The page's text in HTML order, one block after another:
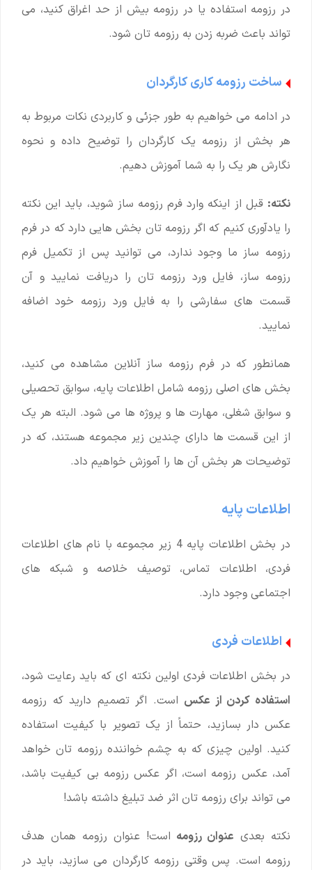
در رزومه استفاده یا در رزومه بیش از حد اغراق کنید، می
تواند باعث ضربه زدن به رزومه تان شود.
ساخت رزومه کاری کارگردان
در ادامه می خواهیم به طور جزئی و کاربردی نکات مربوط به
هر بخش از رزومه یک کارگردان را توضیح داده و نحوه
نگارش هر یک را به شما آموزش دهیم.
نکته: قبل از اینکه وارد فرم رزومه ساز شوید، باید این نکته
را یادآوری کنیم که اگر رزومه تان بخش هایی دارد که در فرم
رزومه ساز ما وجود ندارد، می توانید پس از تکمیل فرم
رزومه ساز، فایل ورد رزومه تان را دریافت نمایید و آن
قسمت های سفارشی را به فایل ورد رزومه خود اضافه
نمایید.
همانطور که در فرم رزومه ساز آنلاین مشاهده می کنید،
بخش های اصلی رزومه شامل اطلاعات پایه، سوابق تحصیلی
و سوابق شغلی، مهارت ها و پروژه ها می شود. البته هر یک
از این قسمت ها دارای چندین زیر مجموعه هستند، که در
توضیحات هر بخش آن ها را آموزش خواهیم داد.
اطلاعات پایه
در بخش اطلاعات پایه 4 زیر مجموعه با نام های اطلاعات
فردی، اطلاعات تماس، توصیف خلاصه و شبکه های
اجتماعی وجود دارد.
اطلاعات فردی
در بخش اطلاعات فردی اولین نکته ای که باید رعایت شود،
استفاده کردن از عکس است. اگر تصمیم دارید که رزومه
عکس دار بسازید، حتماً از یک تصویر با کیفیت استفاده
کنید. اولین چیزی که به چشم خواننده رزومه تان خواهد
آمد، عکس رزومه است، اگر عکس رزومه بی کیفیت باشد،
می تواند برای رزومه تان اثر ضد تبلیغ داشته باشد!
نکته بعدی عنوان رزومه است! عنوان رزومه همان هدف
رزومه است. پس وقتی رزومه کارگردان می سازید، باید در